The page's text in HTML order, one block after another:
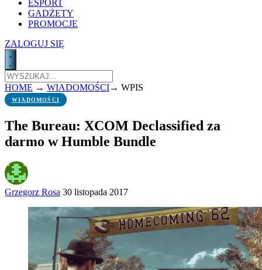
ESPORT
GADŻETY
PROMOCJE
ZALOGUJ SIĘ
HOME → WIADOMOŚCI→ WPIS
WIADOMOŚCI
The Bureau: XCOM Declassified za
darmo w Humble Bundle
Grzegorz Rosa 30 listopada 2017